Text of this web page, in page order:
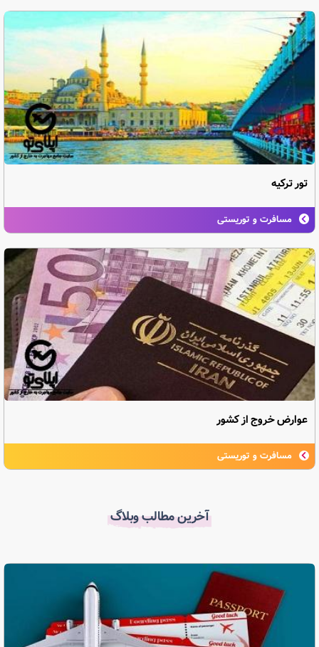
تور ترکیه
مسافرت و توریستی
عوارض خروج از کشور
مسافرت و توریستی
آخرین مطالب وبلاگ